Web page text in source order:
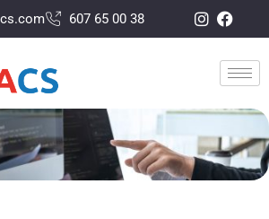
607 65 00 38